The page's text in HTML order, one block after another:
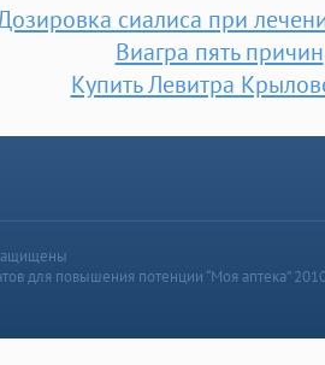
сиалиса при
Виагра пять причин
Купить Левитра
для повышения потенции “Моя аптека”